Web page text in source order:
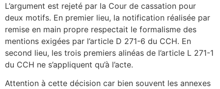
L’argument est rejeté par la Cour de cassation pour
deux motifs. En premier lieu, la notification réalisée par
remise en main propre respectait le formalisme des
mentions exigées par l’article D 271-6 du CCH. En
second lieu, les trois premiers alinéas de l’article L 271-1
du CCH ne s’appliquent qu’à l’acte.
Attention à cette décision car bien souvent les annexes